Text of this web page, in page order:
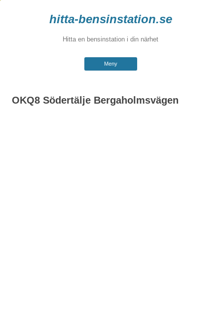
hitta-bensinstation.se
Hitta en bensinstation i din närhet
Meny
Hoppa
till
OKQ8 Södertälje Bergaholmsvägen